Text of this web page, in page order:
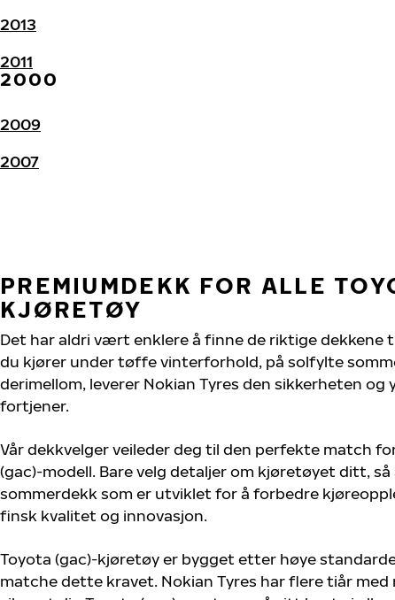
2013
2011
2000
2009
2007
PREMIUMDEKK FOR ALLE
KJØRETØY
Det har aldri vært enklere å finne de riktige dekkene
du kjører under tøffe vinterforhold, på solfylte
derimellom, leverer Nokian Tyres den sikkerheten og
fortjener.
Vår dekkvelger veileder deg til den perfekte match
(gac)-modell. Bare velg detaljer om kjøretøyet ditt,
sommerdekk som er utviklet for å forbedre
finsk kvalitet og innovasjon.
Toyota (gac)-kjøretøy er bygget etter høye
matche dette kravet. Nokian Tyres har flere tiår